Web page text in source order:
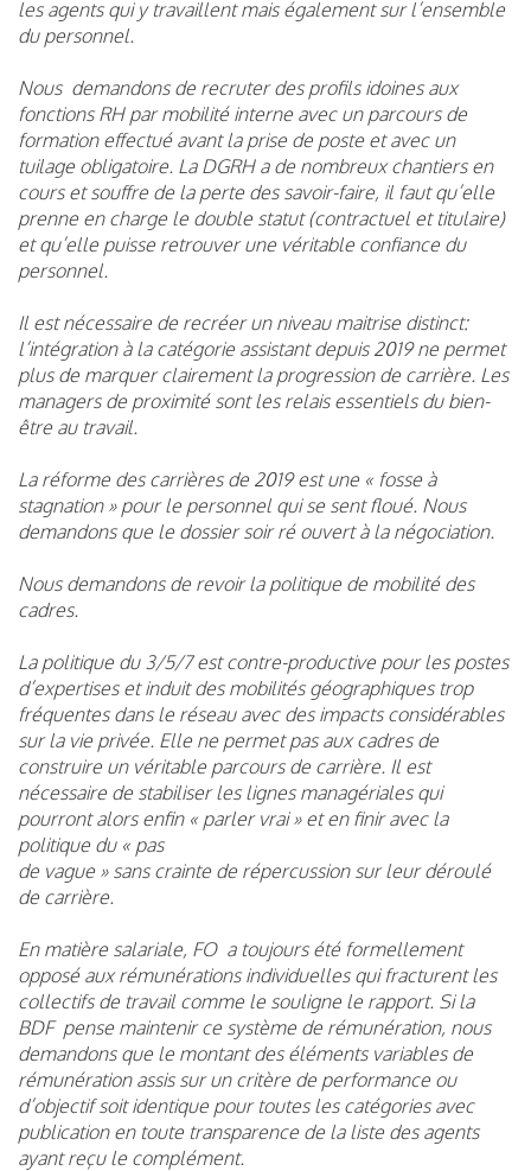
les agents qui y travaillent mais également sur l’ensemble
du personnel.
Nous demandons de recruter des profils idoines aux
fonctions RH par mobilité interne avec un parcours de
formation effectué avant la prise de poste et avec un
tuilage obligatoire. La DGRH a de nombreux chantiers en
cours et souffre de la perte des savoir-faire, il faut qu’elle
prenne en charge le double statut (contractuel et titulaire)
et qu’elle puisse retrouver une véritable confiance du
personnel.
Il est nécessaire de recréer un niveau maitrise distinct:
l’intégration à la catégorie assistant depuis 2019 ne permet
plus de marquer clairement la progression de carrière. Les
managers de proximité sont les relais essentiels du bien-
être au travail.
La réforme des carrières de 2019 est une « fosse à
stagnation » pour le personnel qui se sent floué. Nous
demandons que le dossier soir ré ouvert à la négociation.
Nous demandons de revoir la politique de mobilité des
cadres.
La politique du 3/5/7 est contre-productive pour les postes
d’expertises et induit des mobilités géographiques trop
fréquentes dans le réseau avec des impacts considérables
sur la vie privée. Elle ne permet pas aux cadres de
construire un véritable parcours de carrière. Il est
nécessaire de stabiliser les lignes managériales qui
pourront alors enfin « parler vrai » et en finir avec la
politique du « pas
de vague » sans crainte de répercussion sur leur déroulé
de carrière.
En matière salariale, FO a toujours été formellement
opposé aux rémunérations individuelles qui fracturent les
collectifs de travail comme le souligne le rapport. Si la
BDF pense maintenir ce système de rémunération, nous
demandons que le montant des éléments variables de
rémunération assis sur un critère de performance ou
d’objectif soit identique pour toutes les catégories avec
publication en toute transparence de la liste des agents
ayant reçu le complément.